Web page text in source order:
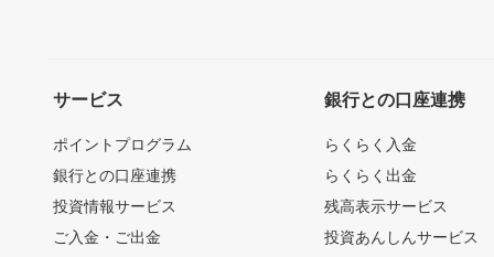
サービス
ポイントプログラム
銀行との口座連携
投資情報サービス
ご入金・ご出金
銀行との口座連携
らくらく入金
らくらく出金
残高表示サービス
投資あんしんサービス